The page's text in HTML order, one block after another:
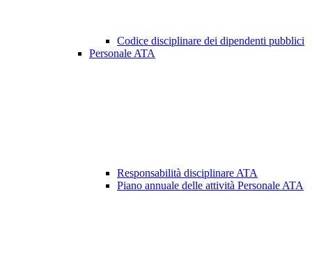
Codice disciplinare dei dipendenti pubblici
Personale ATA
Responsabilità disciplinare ATA
Piano annuale delle attività Personale ATA